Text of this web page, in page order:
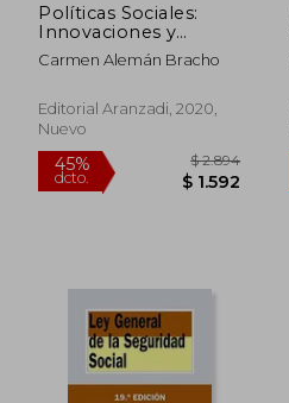
Políticas Sociales:
Innovaciones y
Cambios (Papel + E-
Book)
Carmen Alemán Bracho
Editorial Aranzadi, 2020,
Nuevo